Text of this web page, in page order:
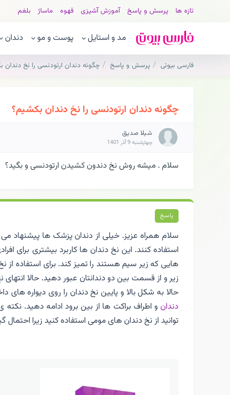
تازه ها پرسش و پاسخ آموزش آشپزی قهوه ماساژ بلغم
مد و استایل پوست و مو دندان
فارسی بیوتی پرسش و پاسخ چگونه دندان ارتودنسی را نخ دندان
چگونه دندان ارتودنسی را نخ دندان بکشیم؟
شیلا صدیق
چهارشنبه 9 آذر 1401
سلام . میشه روش نخ دندون کشیدن ارتودنسی و بگید؟
پاسخ
سلام همراه عزیز. خیلی از دندان پزشک ها پیشنهاد
استفاده کنند. این نخ دندان ها کاربرد بیشتری برای
هایی که زیر سیم هستند را تمیز کند. برای استفاده
حالا به شکل بالا و پایین نخ دندان را روی دیواره های
دندان و اطراف براکت ها از بین برود ادامه دهید.
توانید از نخ دندان های مومی استفاده کنید زیرا